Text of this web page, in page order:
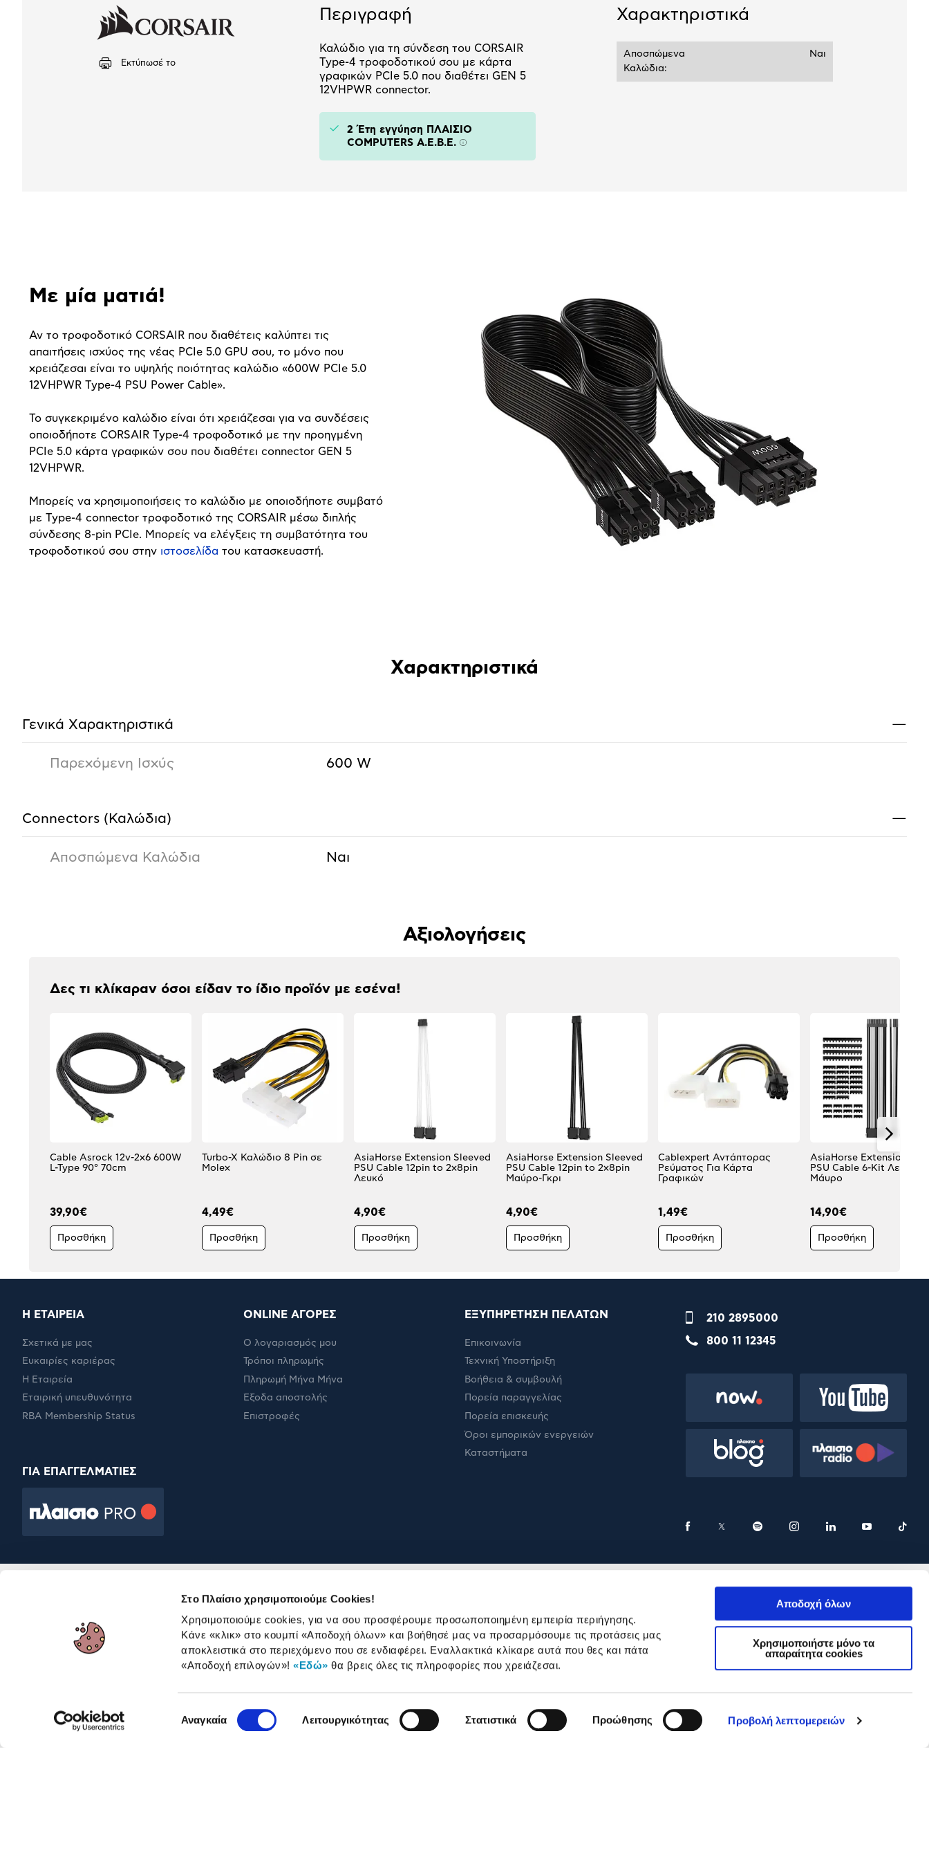
Στο Πλαίσιο χρησιμοποιούμε Cookies!
Χρησιμοποιούμε cookies, για να σου προσφέρουμε προσωποποιημένη εμπειρία περιήγησης.
Κάνε «κλικ» στο κουμπί «Αποδοχή όλων» και βοήθησέ μας να προσαρμόσουμε τις προτάσεις μας
αποκλειστικά στο περιεχόμενο που σε ενδιαφέρει. Εναλλακτικά κλίκαρε αυτά που θες και πάτα
«Αποδοχή επιλογών»!«Εδώ» θα βρεις όλες τις πληροφορίες που χρειάζεσαι.
συγκατάθεσης
Αναγκαία Λειτουργικότητας Στατιστικά Προώθησης Προβολή λεπτομερειών
Αποδοχή όλων
Χρησιμοποιήστε μόνο τα
απαραίτητα cookies
Εκτύπωσέ το
Περιγραφή
Καλώδιο για τη σύνδεση του CORSAIR
Type-4 τροφοδοτικού σου με κάρτα
γραφικών PCIe 5.0 που διαθέτει GEN 5
12VHPWR connector.
2 Έτη εγγύηση ΠΛΑΙΣΙΟ
COMPUTERS A.E.B.E. Πληροφορίες
Χαρακτηριστικά
Αποσπώμενα
Καλώδια:
Ναι
Με μία ματιά!
Αν το τροφοδοτικό CORSAIR που διαθέτεις καλύπτει τις
απαιτήσεις ισχύος της νέας PCIe 5.0 GPU σου, το μόνο που
χρειάζεσαι είναι το υψηλής ποιότητας καλώδιο «600W PCIe 5.0
12VHPWR Type-4 PSU Power Cable».
Το συγκεκριμένο καλώδιο είναι ότι χρειάζεσαι για να συνδέσεις
οποιοδήποτε CORSAIR Type-4 τροφοδοτικό με την προηγμένη
PCIe 5.0 κάρτα γραφικών σου που διαθέτει connector GEN 5
12VHPWR.
Μπορείς να χρησιμοποιήσεις το καλώδιο με οποιοδήποτε συμβατό
με Type-4 connector τροφοδοτικό της CORSAIR μέσω διπλής
σύνδεσης 8-pin PCIe. Μπορείς να ελέγξεις τη συμβατότητα του
τροφοδοτικού σου στην ιστοσελίδα του κατασκευαστή.
Χαρακτηριστικά
Γενικά Xαρακτηριστικά —
Παρεχόμενη Ισχύς 600 W
Connectors (Καλώδια) —
Αποσπώμενα Καλώδια Ναι
Αξιολογήσεις
Δες τι κλίκαραν όσοι είδαν το ίδιο προϊόν με εσένα!
Cable Asrock 12v-2x6 600W
L-Type 90° 70cm
39,90€
Προσθήκη
Turbo-X Καλώδιο 8 Pin σε
Molex
4,49€
Προσθήκη
AsiaHorse Extension Sleeved
PSU Cable 12pin to 2x8pin
Λευκό
4,90€
Προσθήκη
AsiaHorse Extension Sleeved
PSU Cable 12pin to 2x8pin
Μαύρο-Γκρι
4,90€
Προσθήκη
Cablexpert Αντάπτορας
Ρεύματος Για Κάρτα
Γραφικών
1,49€
Προσθήκη
AsiaHorse Extension
PSU Cable 6-Kit Λευκό-
Μάυρο
14,90€
Προσθήκη
Η ΕΤΑΙΡΕΙΑ
Σχετικά με μας
Ευκαιρίες καριέρας
Η Εταιρεία
Εταιρική υπευθυνότητα
RBA Membership Status
ONLINE ΑΓΟΡΕΣ
Ο λογαριασμός μου
Τρόποι πληρωμής
Πληρωμή Μήνα Μήνα
Έξοδα αποστολής
Επιστροφές
ΕΞΥΠΗΡΕΤΗΣΗ ΠΕΛΑΤΩΝ
Επικοινωνία
Τεχνική Υποστήριξη
Βοήθεια & συμβουλή
Πορεία παραγγελίας
Πορεία επισκευής
Όροι εμπορικών ενεργειών
Καταστήματα
210 2895000
800 11 12345
ΓΙΑ ΕΠΑΓΓΕΛΜΑΤΙΕΣ